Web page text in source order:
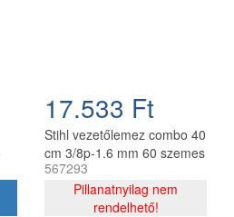
17.533 Ft
Stihl vezetőlemez combo 40
cm 3/8p-1.6 mm 60 szemes
lánccal, Oregon
75DPX060E, 2 db lánc
567293
Pillanatnyilag nem
rendelhető!